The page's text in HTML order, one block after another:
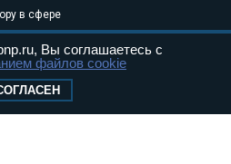
в сфере
и
05
Эл № ФС77-
Вы соглашаетесь с
файлов cookie